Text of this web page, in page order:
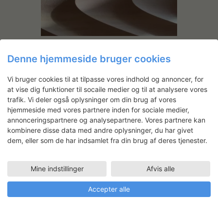
Bench
Nat Bloch Gregersen:
Soloudstilling Alice Folker
Denne hjemmeside bruger cookies
Vi bruger cookies til at tilpasse vores indhold og annoncer, for
at vise dig funktioner til socaile medier og til at analysere vores
trafik. Vi deler også oplysninger om din brug af vores
hjemmeside med vores partnere inden for sociale medier,
annonceringspartnere og analysepartnere. Vores partnere kan
kombinere disse data med andre oplysninger, du har givet
dem, eller som de har indsamlet fra din brug af deres tjenester.
Mine indstillinger Afvis alle
Accepter alle